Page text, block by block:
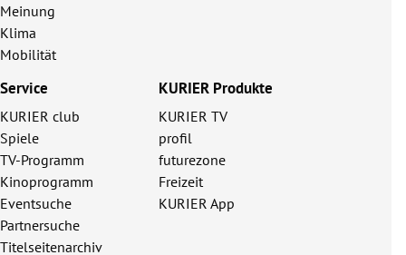
Meinung
Klima
Mobilität
Service
KURIER club
Spiele
TV-Programm
Kinoprogramm
Eventsuche
Partnersuche
Titelseitenarchiv
KURIER Produkte
KURIER TV
profil
futurezone
Freizeit
KURIER App